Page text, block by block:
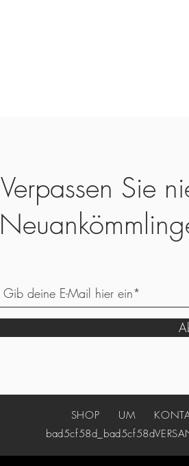
Verpassen Sie
SHOP UM
bad5cf58d_bad5cf58d